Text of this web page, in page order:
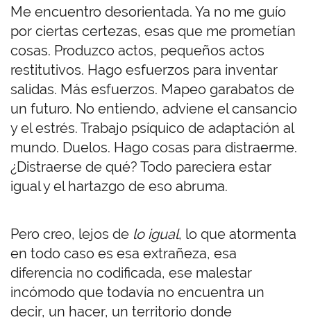
Me encuentro desorientada. Ya no me guío
por ciertas certezas, esas que me prometían
cosas. Produzco actos, pequeños actos
restitutivos. Hago esfuerzos para inventar
salidas. Más esfuerzos. Mapeo garabatos de
un futuro. No entiendo, adviene el cansancio
y el estrés. Trabajo psíquico de adaptación al
mundo. Duelos. Hago cosas para distraerme.
¿Distraerse de qué? Todo pareciera estar
igual y el hartazgo de eso abruma.
Pero creo, lejos de lo igual, lo que atormenta
en todo caso es esa extrañeza, esa
diferencia no codificada, ese malestar
incómodo que todavía no encuentra un
decir, un hacer, un territorio donde